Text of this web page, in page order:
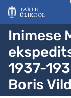
Liigu edasi põhisisu
Inimese
1937-
Boris